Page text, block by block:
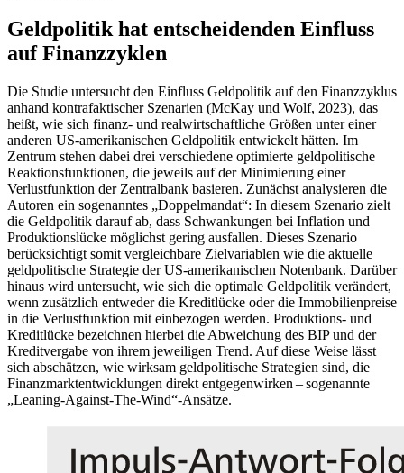
Geldpolitik hat entscheidenden Einfluss
auf Finanzzyklen
Die Studie untersucht den Einfluss Geldpolitik auf den Finanzzyklus
anhand kontrafaktischer Szenarien (McKay und Wolf, 2023), das
heißt, wie sich finanz- und realwirtschaftliche Größen unter einer
anderen US-amerikanischen Geldpolitik entwickelt hätten. Im
Zentrum stehen dabei drei verschiedene optimierte geldpolitische
Reaktionsfunktionen, die jeweils auf der Minimierung einer
Verlustfunktion der Zentralbank basieren. Zunächst analysieren die
Autoren ein sogenanntes „Doppelmandat“: In diesem Szenario zielt
die Geldpolitik darauf ab, dass Schwankungen bei Inflation und
Produktionslücke möglichst gering ausfallen. Dieses Szenario
berücksichtigt somit vergleichbare Zielvariablen wie die aktuelle
geldpolitische Strategie derUS-amerikanischen Notenbank. Darüber
hinaus wird untersucht, wie sich die optimale Geldpolitik verändert,
wenn zusätzlich entweder die Kreditlücke oder die Immobilienpreise
in die Verlustfunktion mit einbezogen werden. Produktions- und
Kreditlücke bezeichnen hierbei die Abweichung des BIPund der
Kreditvergabe von ihrem jeweiligen Trend. Auf diese Weise lässt
sich abschätzen, wie wirksam geldpolitische Strategien sind, die
Finanzmarktentwicklungen direkt entgegenwirken – sogenannte
„Leaning-Against-The-Wind“-Ansätze.